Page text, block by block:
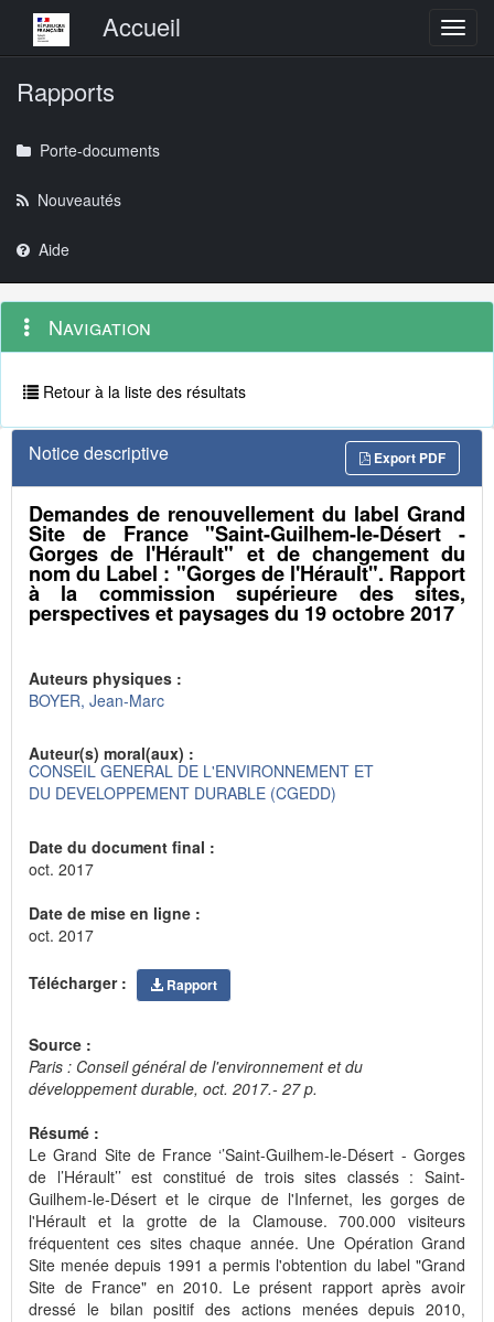
Menu principalAccueil
Rapports
Porte-documents
Nouveautés
Aide
Navigation
outils
Menu
contextuel
Navigation
Retour à la liste des résultats
Notice descriptive Export PDF
Demandes de renouvellement du label Grand
Site de France "Saint-Guilhem-le-Désert -
Gorges de l'Hérault" et de changement du
nom du Label : "Gorges de l'Hérault". Rapport
à la commission supérieure des sites,
perspectives et paysages du 19 octobre 2017
Auteurs physiques :
BOYER, Jean-Marc
Auteur(s) moral(aux) :
CONSEIL GENERAL DE L'ENVIRONNEMENT ET
DU DEVELOPPEMENT DURABLE (CGEDD)
Date du document final :
oct. 2017
Date de mise en ligne :
oct. 2017
Télécharger : Rapport
Source :
Paris : Conseil général de l'environnement et du
développement durable, oct. 2017.- 27 p.
Résumé :
Le Grand Site de France ‘’Saint-Guilhem-le-Désert - Gorges
de l’Hérault’’ est constitué de trois sites classés : Saint-
Guilhem-le-Désert et le cirque de l'Infernet, les gorges de
l'Hérault et la grotte de la Clamouse. 700.000 visiteurs
fréquentent ces sites chaque année. Une Opération Grand
Site menée depuis 1991 a permis l'obtention du label "Grand
Site de France" en 2010. Le présent rapport après avoir
dressé le bilan positif des actions menées depuis 2010,